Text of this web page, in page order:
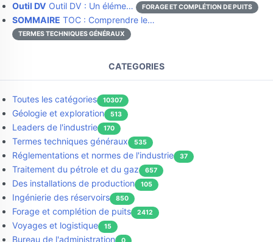
Outil DV Outil DV : Un éléme… FORAGE ET COMPLÉTION DE PUITS
SOMMAIRE TOC : Comprendre le…
TERMES TECHNIQUES GÉNÉRAUX
CATEGORIES
Toutes les catégories 10307
Géologie et exploration 513
Leaders de l'industrie 170
Termes techniques généraux 535
Réglementations et normes de l'industrie 37
Traitement du pétrole et du gaz 657
Des installations de production 105
Ingénierie des réservoirs 850
Forage et complétion de puits 2412
Voyages et logistique 15
Bureau de l'administration